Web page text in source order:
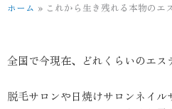
ホーム » これから生き残れる本物のエ
全国で今現在、どれくらいのエス
脱毛サロンや日焼けサロンネイ